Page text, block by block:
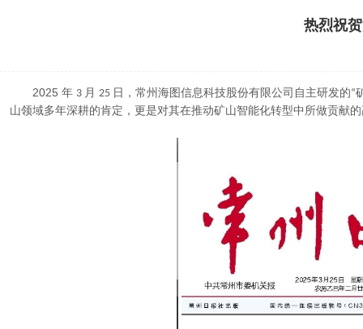
热烈祝
2025年 3 月25 日，常州海图信息科技股份有限公司自主研发的“
山领域多年深耕的肯定，更是对其在推动矿山智能化转型中所做贡献